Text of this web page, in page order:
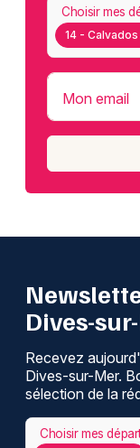
14 - Calvados
Choisir mes
Mon email
Dives-
Recevez
Dives-sur-Mer.
sélection de la
Choisir mes